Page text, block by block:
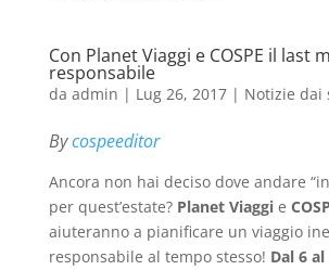
Con Planet Viaggi e COSPE il last
responsabile
da admin | Lug 26, 2017| Notizie dai
Bycospeeditor
Ancora non hai deciso dove andare
per quest’estate? Planet Viaggie
aiuteranno a pianificare un viaggio
responsabile al tempo stesso! Dal 6